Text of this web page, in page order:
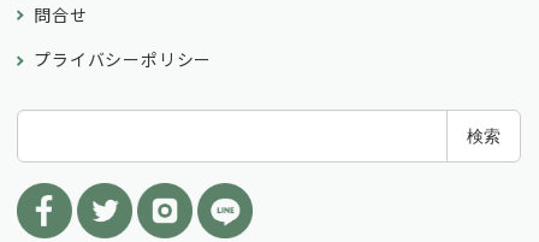
問合せ
プライバシーポリシー
索
検索